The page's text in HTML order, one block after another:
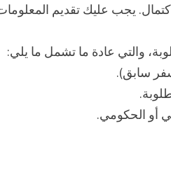
يجب عليك تقديم
والتي عادة ما تشمل ما يلي:
سابق).
أو الحكومي.